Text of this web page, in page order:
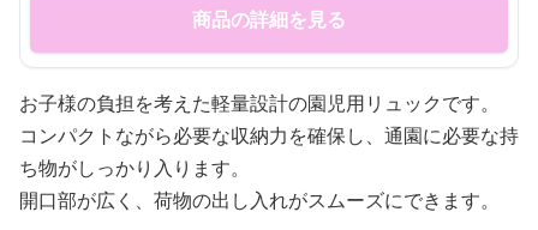
商品の詳細を見る
お子様の負担を考えた軽量設計の園児用リュックです。
コンパクトながら必要な収納力を確保し、通園に必要な持
ち物がしっかり入ります。
開口部が広く、荷物の出し入れがスムーズにできます。